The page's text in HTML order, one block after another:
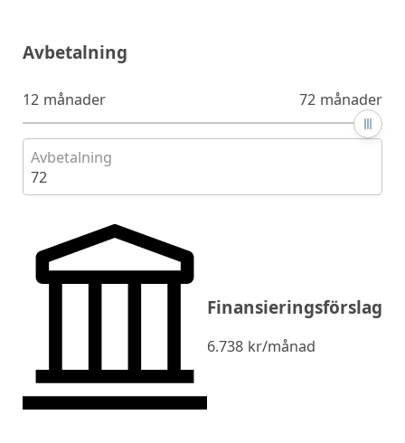
Avbetalning
12 månader 72 månader
Avbetalning
72
Finansieringsförslag
6.738 kr/månad